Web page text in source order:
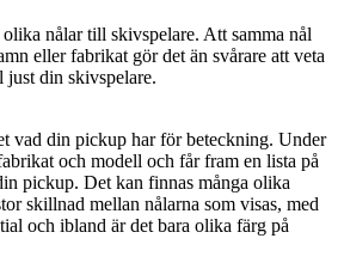
nålar till skivspelare. Att samma nål
eller fabrikat gör det än svårare att veta
just din skivspelare.
vad din pickup har för beteckning. Under
och modell och får fram en lista på
pickup. Det kan finnas många olika
skillnad mellan nålarna som visas, med
och ibland är det bara olika färg på